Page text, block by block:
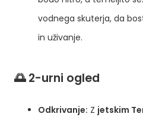
vodnega skuterja, da
in uživanje.
🌅 2-urni ogled
Odkrivanje: Z jetskim